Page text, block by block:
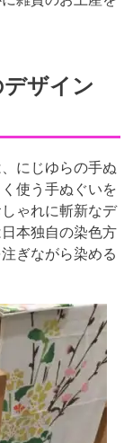
ザイン
にじゆらの手ぬ
使う手ぬぐいを
ゃれに斬新なデ
本独自の染色方
ぎながら染める